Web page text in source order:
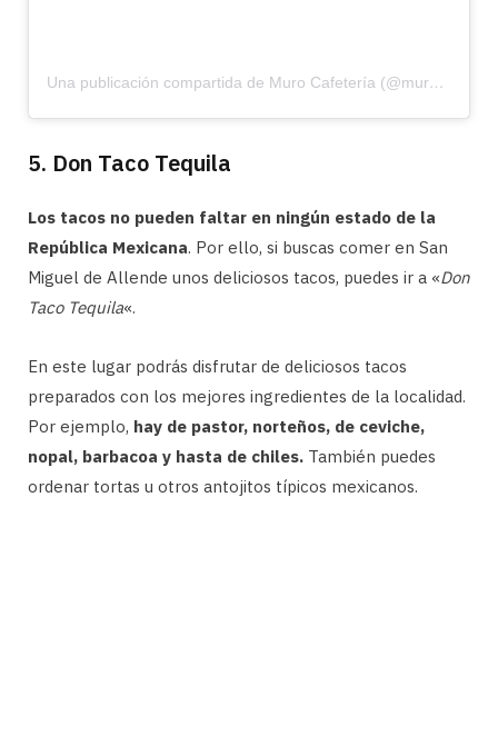
Una publicación compartida de Muro Cafetería (@murocafeteria)
5. Don Taco Tequila
Los tacos no pueden faltar en ningún estado de la
República Mexicana. Por ello, si buscas comer en San
Miguel de Allende unos deliciosos tacos, puedes ir a «Don
Taco Tequila«.
En este lugar podrás disfrutar de deliciosos tacos
preparados con los mejores ingredientes de la localidad.
Por ejemplo, hay de pastor, norteños, de ceviche,
nopal, barbacoa y hasta de chiles. También puedes
ordenar tortas u otros antojitos típicos mexicanos.